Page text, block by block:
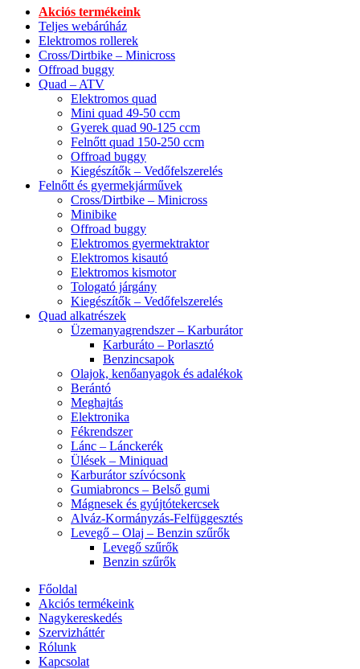
Akciós termékeink
Teljes webárúház
Elektromos rollerek
Cross/Dirtbike – Minicross
Offroad buggy
Quad – ATV
Elektromos quad
Mini quad 49-50 ccm
Gyerek quad 90-125 ccm
Felnőtt quad 150-250 ccm
Offroad buggy
Kiegészítők – Vedőfelszerelés
Felnőtt és gyermekjárművek
Cross/Dirtbike – Minicross
Minibike
Offroad buggy
Elektromos gyermektraktor
Elektromos kisautó
Elektromos kismotor
Tologató járgány
Kiegészítők – Vedőfelszerelés
Quad alkatrészek
Üzemanyagrendszer – Karburátor
Karburáto – Porlasztó
Benzincsapok
Olajok, kenőanyagok és adalékok
Berántó
Meghajtás
Elektronika
Fékrendszer
Lánc – Lánckerék
Ülések – Miniquad
Karburátor szívócsonk
Gumiabroncs – Belső gumi
Mágnesek és gyújtótekercsek
Alváz-Kormányzás-Felfüggesztés
Levegő – Olaj – Benzin szűrők
Levegő szűrők
Benzin szűrők
Főoldal
Akciós termékeink
Nagykereskedés
Szervizháttér
Rólunk
Kapcsolat